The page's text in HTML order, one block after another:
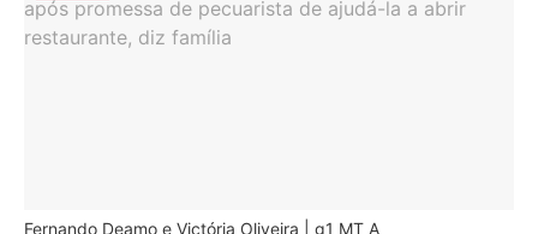
Fernando Deamo e Victória Oliveira | g1 MT A